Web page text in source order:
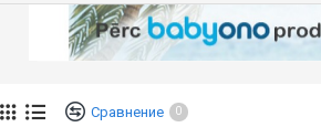
Сравнение 0